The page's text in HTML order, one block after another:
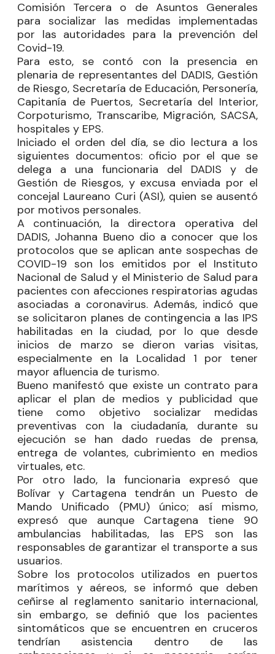
Comisión Tercera o de Asuntos Generales
para socializar las medidas implementadas
por las autoridades para la prevención del
Covid-19.
Para esto, se contó con la presencia en
plenaria de representantes del DADIS, Gestión
de Riesgo, Secretaría de Educación, Personería,
Capitanía de Puertos, Secretaría del Interior,
Corpoturismo, Transcaribe, Migración, SACSA,
hospitales y EPS.
Iniciado el orden del día, se dio lectura a los
siguientes documentos: oficio por el que se
delega a una funcionaria del DADIS y de
Gestión de Riesgos, y excusa enviada por el
concejal Laureano Curi (ASI), quien se ausentó
por motivos personales.
A continuación, la directora operativa del
DADIS, Johanna Bueno dio a conocer que los
protocolos que se aplican ante sospechas de
COVID-19 son los emitidos por el Instituto
Nacional de Salud y el Ministerio de Salud para
pacientes con afecciones respiratorias agudas
asociadas a coronavirus. Además, indicó que
se solicitaron planes de contingencia a las IPS
habilitadas en la ciudad, por lo que desde
inicios de marzo se dieron varias visitas,
especialmente en la Localidad 1 por tener
mayor afluencia de turismo.
Bueno manifestó que existe un contrato para
aplicar el plan de medios y publicidad que
tiene como objetivo socializar medidas
preventivas con la ciudadanía, durante su
ejecución se han dado ruedas de prensa,
entrega de volantes, cubrimiento en medios
virtuales, etc.
Por otro lado, la funcionaria expresó que
Bolívar y Cartagena tendrán un Puesto de
Mando Unificado (PMU) único; así mismo,
expresó que aunque Cartagena tiene 90
ambulancias habilitadas, las EPS son las
responsables de garantizar el transporte a sus
usuarios.
Sobre los protocolos utilizados en puertos
marítimos y aéreos, se informó que deben
ceñirse al reglamento sanitario internacional,
sin embargo, se definió que los pacientes
sintomáticos que se encuentren en cruceros
tendrían asistencia dentro de las